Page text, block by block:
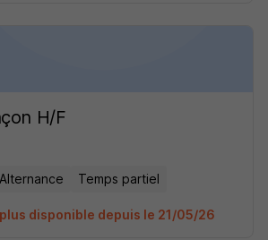
H/F
Alternance Temps partiel
disponible depuis le 21/05/26